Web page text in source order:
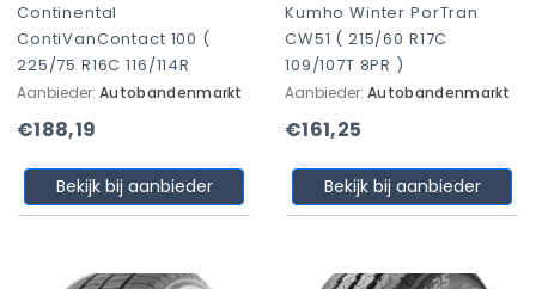
Continental
ContiVanContact 100 (
225/75 R16C 116/114R
Aanbieder: Autobandenmarkt
€188,19
Bekijk bij aanbieder
Kumho Winter PorTran
CW51 ( 215/60 R17C
109/107T 8PR )
Aanbieder: Autobandenmarkt
€161,25
Bekijk bij aanbieder